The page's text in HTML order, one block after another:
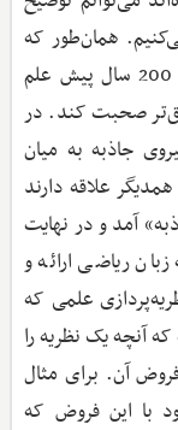
همان‌طور که
اشاره کردم ریاضی زبان علم است. از حدود 200 سال پیش علم
صحبت کند. در
جاذبه به میان
علاقه دارند
آمد و در نهایت
ریاضی ارائه و
علمی که
آنچه یک نظریه را
آن. برای مثال
با این فروض که